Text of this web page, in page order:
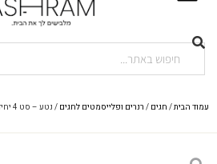
עמוד הבית/ חגים / רנרים ופלייסמטים לחגים / נטע – סט 4 יחידות פלייסמנט – דגם 22